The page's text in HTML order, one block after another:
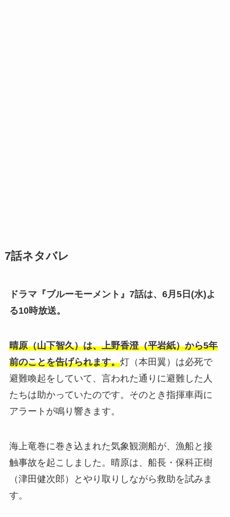
7話ネタバレ
ドラマ『ブルーモーメント』7話は、6月5日(水)よ
る10時放送。
晴原（山下智久）は、上野香澄（平岩紙）から5年
前のことを告げられます。灯（本田翼）は必死で
避難喚起をしていて、言われた通りに避難した人
たちは助かっていたのです。そのとき指揮車両に
アラートが鳴り響きます。
海上竜巻に巻き込まれた気象観測船が、漁船と接
触事故を起こしました。晴原は、船長・保科正樹
（津田健次郎）とやり取りしながら救助を試みま
す。